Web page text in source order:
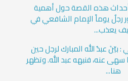
أحداث هذه القصة حول أهمية
رجلٌ يوماً الإمام الشافعي في
يعذب...
عبدُ الله المبارك لرجل حين
عنه، فنبهه عبد الله. وتظهر
هنا...